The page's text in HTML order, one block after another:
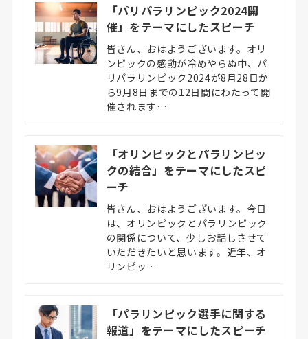
「パリパラリンピック2024開
催」をテーマにしたスピーチ
皆さん、おはようございます。オリ
ンピックの感動が冷めやらぬ中、パ
リパラリンピック2024が8月28日か
ら9月8日までの12日間にわたって開
催されます…
「オリンピックとパラリンピッ
クの結合」をテーマにしたスピ
ーチ
皆さん、おはようございます。今日
は、オリンピックとパラリンピック
の関係について、少しお話しさせて
いただきたいと思います。近年、オ
リンピッ…
「パラリンピック選手に関する
報道」をテーマにしたスピーチ